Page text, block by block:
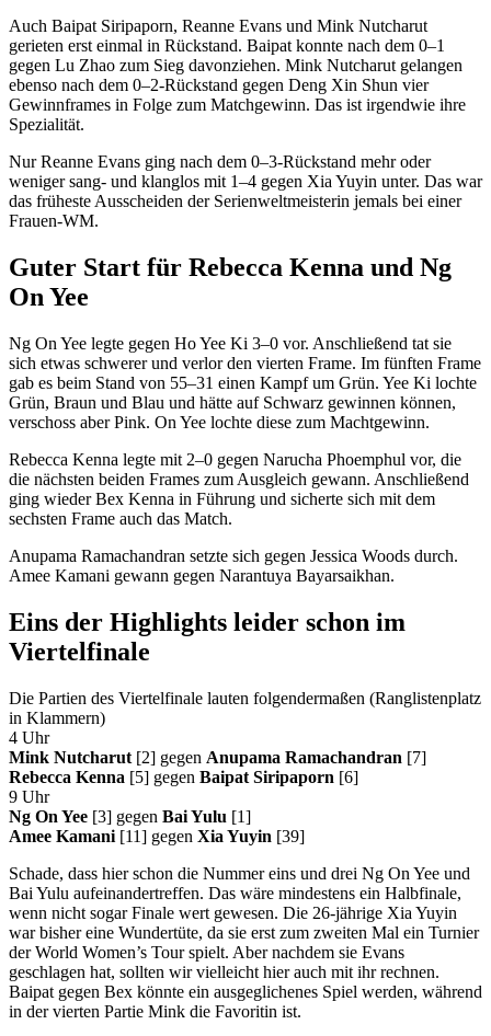
Auch Baipat Siripaporn, Reanne Evans und Mink Nutcharut
gerieten erst einmal in Rückstand. Baipat konnte nach dem 0–1
gegen Lu Zhao zum Sieg davonziehen. Mink Nutcharut gelangen
ebenso nach dem 0–2-Rückstand gegen Deng Xin Shun vier
Gewinnframes in Folge zum Matchgewinn. Das ist irgendwie ihre
Spezialität.
Nur Reanne Evans ging nach dem 0–3-Rückstand mehr oder
weniger sang- und klanglos mit 1–4 gegen Xia Yuyin unter. Das war
das früheste Ausscheiden der Serienweltmeisterin jemals bei einer
Frauen-WM.
Guter Start für Rebecca Kenna und Ng
On Yee
Ng On Yee legte gegen Ho Yee Ki 3–0 vor. Anschließend tat sie
sich etwas schwerer und verlor den vierten Frame. Im fünften Frame
gab es beim Stand von 55–31 einen Kampf um Grün. Yee Ki lochte
Grün, Braun und Blau und hätte auf Schwarz gewinnen können,
verschoss aber Pink. On Yee lochte diese zum Machtgewinn.
Rebecca Kenna legte mit 2–0 gegen Narucha Phoemphul vor, die
die nächsten beiden Frames zum Ausgleich gewann. Anschließend
ging wieder Bex Kenna in Führung und sicherte sich mit dem
sechsten Frame auch das Match.
Anupama Ramachandran setzte sich gegen Jessica Woods durch.
Amee Kamani gewann gegen Narantuya Bayarsaikhan.
Eins der Highlights leider schon im
Viertelfinale
Die Partien des Viertelfinale lauten folgendermaßen (Ranglistenplatz
in Klammern)
4 Uhr
Mink Nutcharut [2] gegen Anupama Ramachandran [7]
Rebecca Kenna [5] gegen Baipat Siripaporn [6]
9 Uhr
Ng On Yee [3] gegen Bai Yulu [1]
Amee Kamani [11] gegen Xia Yuyin [39]
Schade, dass hier schon die Nummer eins und drei Ng On Yee und
Bai Yulu aufeinandertreffen. Das wäre mindestens ein Halbfinale,
wenn nicht sogar Finale wert gewesen. Die 26-jährige Xia Yuyin
war bisher eine Wundertüte, da sie erst zum zweiten Mal ein Turnier
der World Women’s Tour spielt. Aber nachdem sie Evans
geschlagen hat, sollten wir vielleicht hier auch mit ihr rechnen.
Baipat gegen Bex könnte ein ausgeglichenes Spiel werden, während
in der vierten Partie Mink die Favoritin ist.